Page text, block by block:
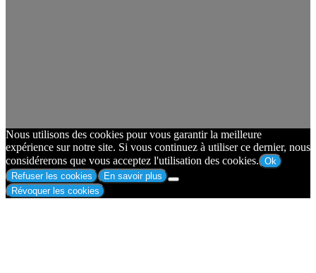
Nous utilisons des cookies pour vous garantir la meilleure
expérience sur notre site. Si vous continuez à utiliser ce dernier, nous
considérerons que vous acceptez l'utilisation des cookies. Ok
Refuser les cookies
En savoir plus
Révoquer les cookies